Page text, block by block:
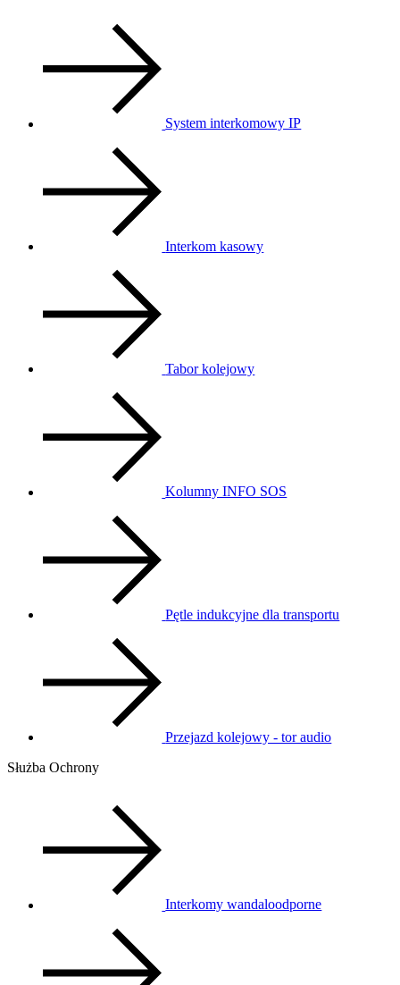
System interkomowy IP
Interkom kasowy
Tabor kolejowy
Kolumny INFO SOS
Pętle indukcyjne dla transportu
Przejazd kolejowy - tor audio
Służba Ochrony
Interkomy wandaloodporne